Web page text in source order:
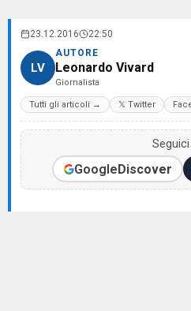
23.12.2016 22:50
LV
AUTORE
Leonardo Vivard
Giornalista
Tutti gli articoli → 𝕏 Twitter
GoogleDiscover